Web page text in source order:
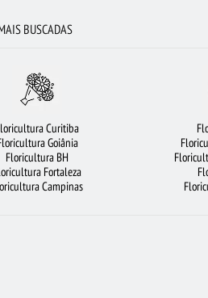
JOÃO PESSOA
FLORICULTURA SÃO JOSÉ
OSASCO BUQUÊ DE 20 ROSAS
SALVADOR ROSAS VERMELHAS MAIS
FLORICULTURA JUNDIAÍ FLORES
BUSCADAS
Curitiba
Goiânia
Floricultura BH
Fortaleza
Campinas